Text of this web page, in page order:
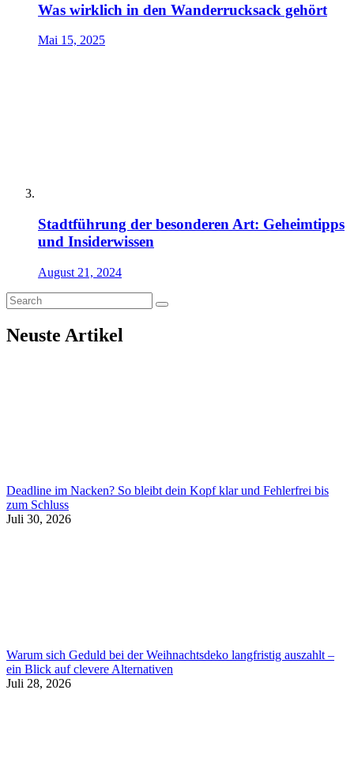
Was wirklich in den Wanderrucksack gehört
Mai 15, 2025
Stadtführung der besonderen Art: Geheimtipps
und Insiderwissen
August 21, 2024
Neuste Artikel
Deadline im Nacken? So bleibt dein Kopf klar und Fehlerfrei bis
zum Schluss
Juli 30, 2026
Warum sich Geduld bei der Weihnachtsdeko langfristig auszahlt –
ein Blick auf clevere Alternativen
Juli 28, 2026